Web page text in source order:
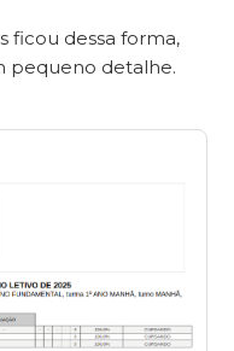
ficou dessa forma,
pequeno detalhe.